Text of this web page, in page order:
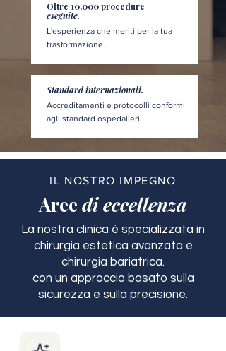
Oltre 10.000 procedure
eseguite.
L'esperienza che meriti per la tua
trasformazione.
Standard internazionali.
Accreditamenti e protocolli conformi
agli standard ospedalieri.
IL NOSTRO IMPEGNO
Aree di eccellenza
La nostra clinica è specializzata in
chirurgia estetica avanzata e
chirurgia bariatrica.
con un approccio basato sulla
sicurezza e sulla precisione.